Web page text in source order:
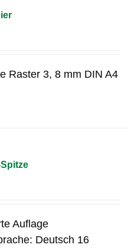
Raster 3, 8 mm DIN A4
Auflage
Deutsch 16